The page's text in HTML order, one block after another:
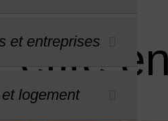
et entreprises
logement